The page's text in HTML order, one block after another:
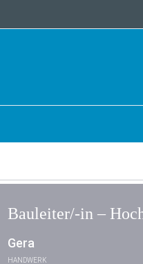
Bauleiter/-in –
Gera
HANDWERK